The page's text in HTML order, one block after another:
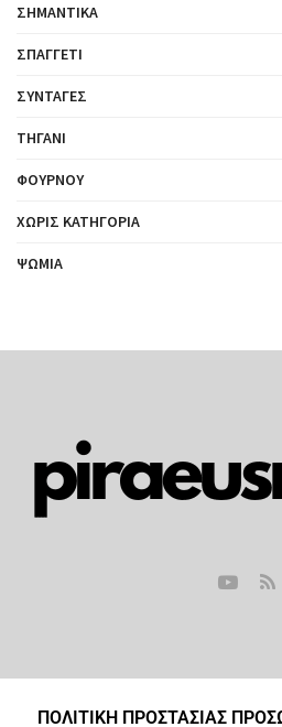
ΣΗΜΑΝΤΙΚΆ
ΣΠΑΓΓΈΤΙ
ΣΥΝΤΑΓΈΣ
ΤΗΓΆΝΙ
ΦΟΎΡΝΟΥ
ΧΩΡΊΣ ΚΑΤΗΓΟΡΊΑ
ΨΩΜΙΆ
ΠΟΛΙΤΙΚΗ ΠΡΟΣΤΑΣΙΑΣ